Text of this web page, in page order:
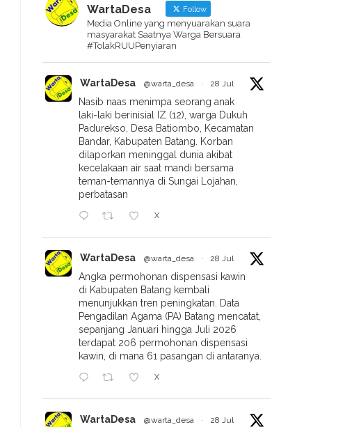
Empat Hari Pasca-Launch:
“Santai Nunggu Absen”
WartaDesa Follow
Media Online yang menyuarakan suara
masyarakat Saatnya Warga Bersuara
#TolakRUUPenyiaran
WartaDesa @warta_desa · 28 Jul
Nasib naas menimpa seorang anak
laki-laki berinisial IZ (12), warga Dukuh
Padurekso, Desa Batiombo, Kecamatan
Bandar, Kabupaten Batang. Korban
dilaporkan meninggal dunia akibat
kecelakaan air saat mandi bersama
teman-temannya di Sungai Lojahan,
perbatasan
X
WartaDesa @warta_desa · 28 Jul
Angka permohonan dispensasi kawin
di Kabupaten Batang kembali
menunjukkan tren peningkatan. Data
Pengadilan Agama (PA) Batang mencatat,
sepanjang Januari hingga Juli 2026
terdapat 206 permohonan dispensasi
kawin, di mana 61 pasangan di antaranya.
X
WartaDesa @warta_desa · 28 Jul